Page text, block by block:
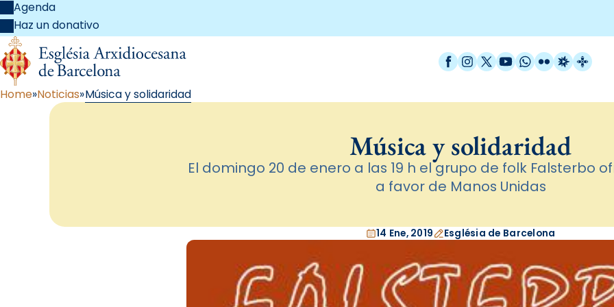
Agenda
Haz un donativo
Facebook
Instagram
X / Twitter
YouTube
WhatsApp
FlickrRadio
Home Noticias Música y solidaridad
Música y solidaridad
El domingo 20 de enero a las 19 h el grupo de folk Falsterbo
a favor de Manos Unidas
14 Ene, 2019 Església de Barcelona